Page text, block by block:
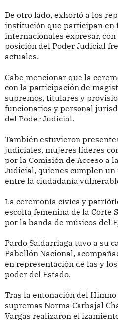
De otro lado, exhortó a los
institución que participan en
internacionales expresar,
posición del Poder Judicial
actuales.
Cabe mencionar que la
con la participación de
supremos, titulares y
funcionarios y personal
del Poder Judicial.
También estuvieron
judiciales, mujeres líderes
por la Comisión de Acceso a
Judicial, quienes cumplen
entre la ciudadanía
La ceremonia cívica y
escolta femenina de la Corte
por la banda de músicos del
Pardo Saldarriaga tuvo a su
Pabellón Nacional,
en representación de las y
poder del Estado.
Tras la entonación del Himno
supremas Norma Carbajal
Vargas realizaron el